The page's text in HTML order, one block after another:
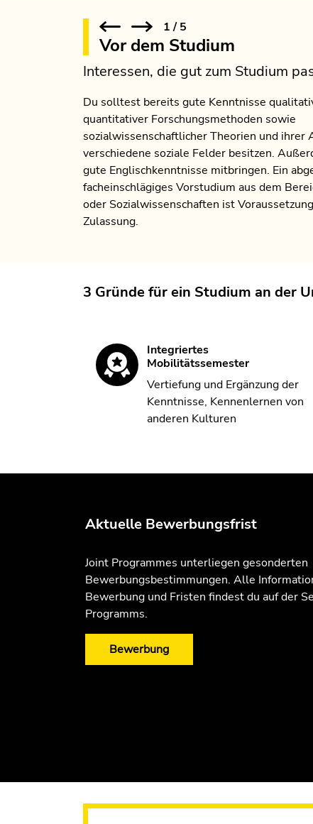
1/5
Vor dem Studium
Interessen, die gut zum Studium
Du solltest bereits gute Kenntnisse
quantitativer Forschungsmethoden sowie
sozialwissenschaftlicher Theorien und ihrer
verschiedene soziale Felder besitzen.
gute Englischkenntnisse mitbringen. Ein
facheinschlägiges Vorstudium aus dem
oder Sozialwissenschaften ist
Zulassung.
3 Gründe für ein Studium an der
Integriertes
Mobilitätssemester
Vertiefung und Ergänzung der
Kenntnisse, Kennenlernen von
anderen Kulturen
Aktuelle Bewerbungsfrist
Joint Programmes unterliegen gesonderten
Bewerbungsbestimmungen. Alle
Bewerbung und Fristen findest du auf der
Programms.
Bewerbung